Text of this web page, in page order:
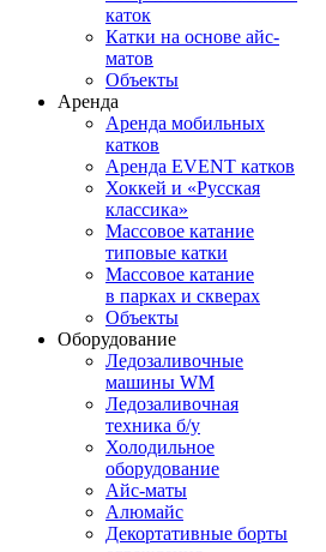
каток
Катки на основе айс-
матов
Объекты
Аренда
Аренда мобильных
катков
Аренда EVENT катков
Хоккей и «Русская
классика»
Массовое катание
типовые катки
Массовое катание
в парках и скверах
Объекты
Оборудование
Ледозаливочные
машины WM
Ледозаливочная
техника б/у
Холодильное
оборудование
Айс-маты
Алюмайс
Декортативные борты